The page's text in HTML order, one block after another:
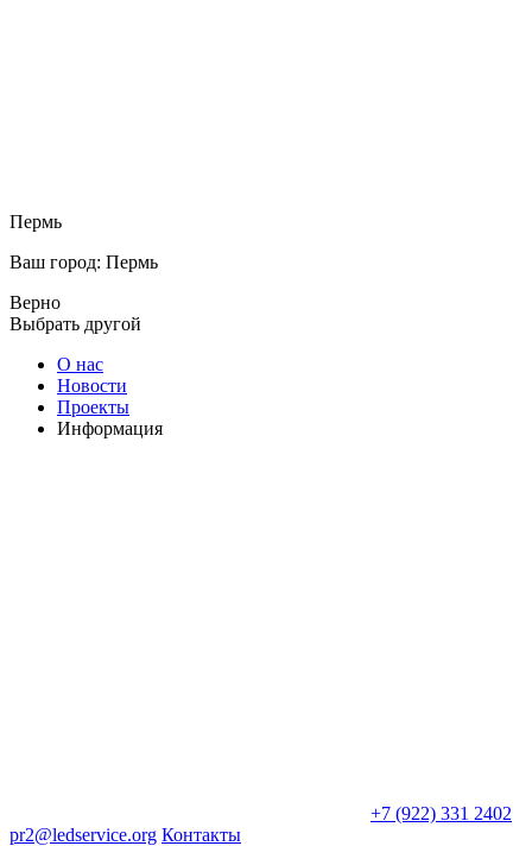
Пермь
Ваш город: Пермь
Верно
Выбрать другой
О нас
Новости
Проекты
Информация
+7 (922) 331 2402
pr2@ledservice.org Контакты